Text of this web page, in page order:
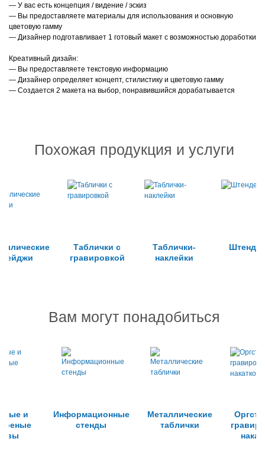
— У вас есть концепция / видение / эскиз
— Вы предоставляете материалы для использования и основную
цветовую гамму
— Дизайнер подготавливает 1 готовый макет с возможностью доработки
Креативный дизайн:
— Вы предоставляете текстовую информацию
— Дизайнер определяет концепт, стилистику и цветовую гамму
— Создается 2 макета на выбор, понравившийся дорабатывается
Похожая продукция и услуги
бейджи
Таблички с
гравировкой
Таблички-
наклейки
Вам могут понадобиться
и
Информационные
стенды
Металлические
таблички